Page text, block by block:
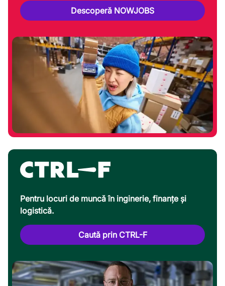
Descoperă NOWJOBS
Pentru locuri de muncă în inginerie, finanțe și
logistică.
Caută prin CTRL-F